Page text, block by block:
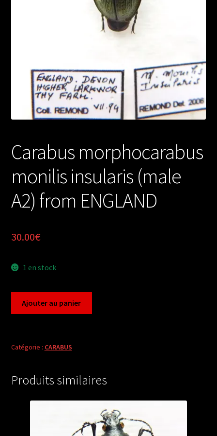
Carabus morphocarabus
monilis insularis (male
A2) from ENGLAND
30.00€
1 en stock
monilis
A2)
Ajouter au panier
Catégorie : CARABUS
Produits similaires